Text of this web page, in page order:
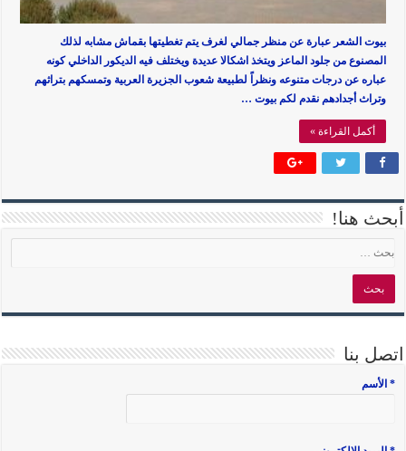
بيوت الشعر عبارة عن منظر جمالي لغرف يتم تغطيتها بقماش مشابه لذلك
المصنوع من جلود الماعز ويتخذ اشكالا عديدة ويختلف فيه الديكور الداخلي كونه
عباره عن درجات متنوعه ونظراً لطبيعة شعوب الجزيرة العربية وتمسكهم بتراثهم
وتراث أجدادهم نقدم لكم بيوت …
أكمل القراءة »
أبحث هنا!
اتصل بنا
* الأسم